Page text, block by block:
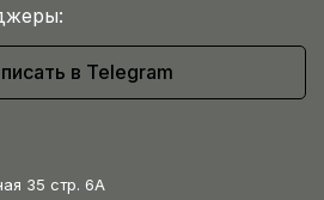
в Telegram
35 стр. 6А